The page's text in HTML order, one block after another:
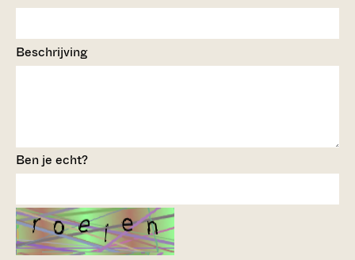
Beschrijving
Ben je echt?